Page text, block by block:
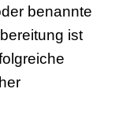
benannte
ist